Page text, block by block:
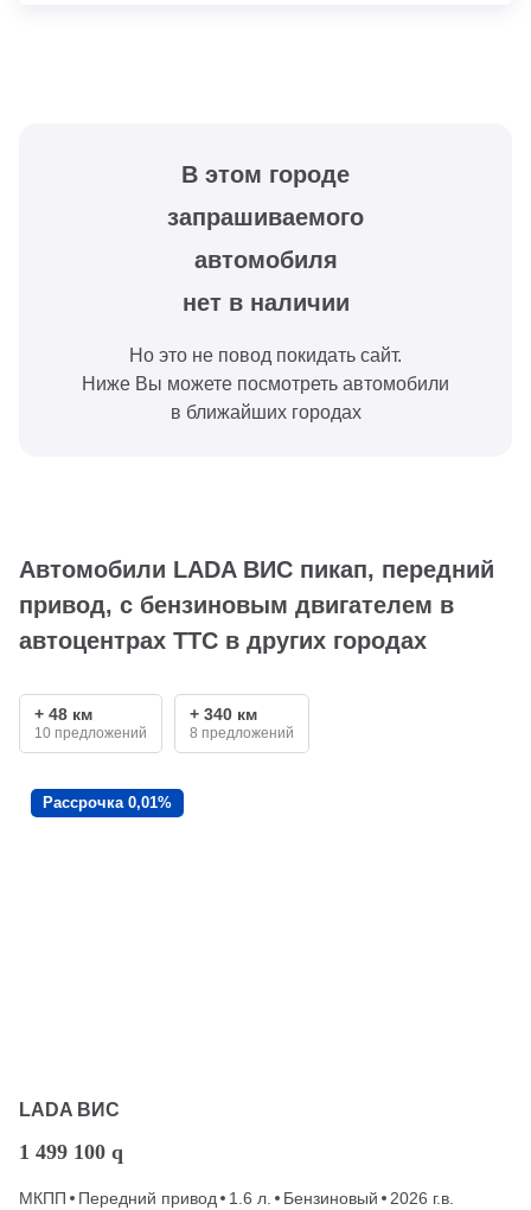
В этом городе
запрашиваемого
автомобиля
нет в наличии
Но это не повод покидать сайт.
Ниже Вы можете посмотреть автомобили
в ближайших городах
Автомобили LADA ВИС пикап, передний
привод, с бензиновым двигателем в
автоцентрах ТТС в других городах
+ 48 км
10 предложений
+ 340 км
8 предложений
Рассрочка 0,01%
LADA ВИС
1 499 100 q
МКПП Передний привод 1.6 л. Бензиновый
2026 г.в.